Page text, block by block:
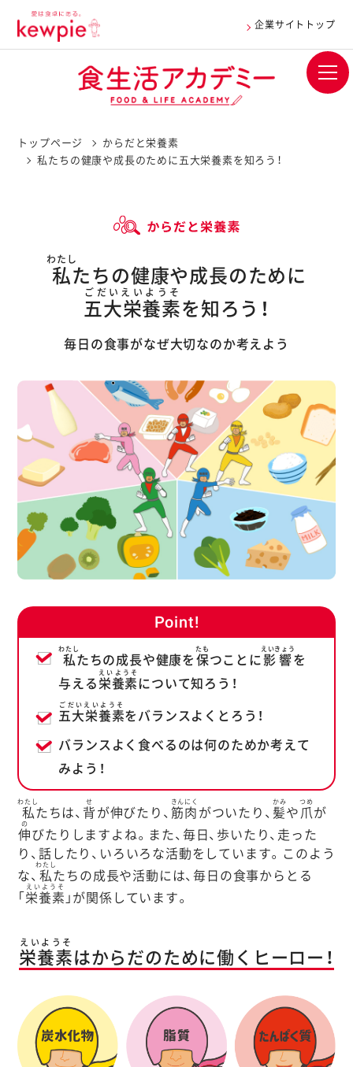
企業サイトトップ
トップページ
からだと栄養素
私たちの健康や成長のために五大栄養素を知ろう！
私
わたし
たちの健康や成長のために
五大栄養素
ごだいえいようそ
を知ろう！
毎日の食事がなぜ大切なのか考えよう
Point!
私
わたし
たちの成長や健康を 保
たも
つことに影響
えいきょう
を
与える栄養素
えいようそ
について知ろう！
五大栄養素
ごだいえいようそ
をバランスよくとろう！
バランスよく食べるのは何のためか考えて
みよう！
私
わたし
たちは、 背
せ
が伸びたり、 筋肉
きんにく
がついたり、 髪
かみ
や 爪
つめ
が
伸
の
びたりしますよね。また、毎日、歩いたり、走った
り、話したり、いろいろな活動をしています。このよう
な、 私
わたし
たちの成長や活動には、毎日の食事からとる
「 栄養素
えいようそ
」が関係しています。
栄養素
えいようそ
はからだのために働くヒーロー！